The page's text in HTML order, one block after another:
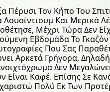
Πέρυσι Τον Κήπο Του
Λουσίντιουμ Και Μερικά
Μέχρι Τώρα Δεν
Εβδομάδα Το
Που Σας
Αρκετά Γρήγορα,
Δεν
Είναι Καφέ. Επίσης Σε
Πολύ Εκ Των